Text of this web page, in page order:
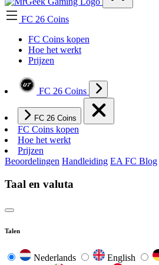
FC 26 Coins
FC Coins kopen
Hoe het werkt
Prijzen
FC 26 Coins
FC 26 Coins
FC Coins kopen
Hoe het werkt
Prijzen
Beoordelingen Handleiding EA FC Blog
Taal en valuta
Talen
Nederlands English